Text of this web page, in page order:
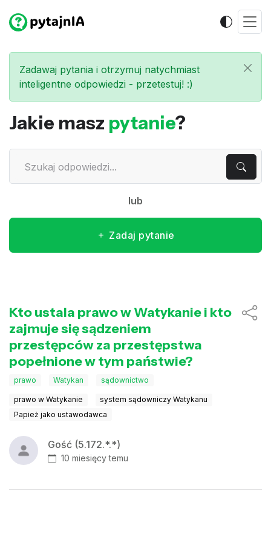
Zadawaj pytania i otrzymuj natychmiast
inteligentne odpowiedzi - przetestuj! :)
Jakie masz pytanie?
lub
Zadaj pytanie
Kto ustala prawo w Watykanie i kto
zajmuje się sądzeniem
przestępców za przestępstwa
popełnione w tym państwie?
prawo Watykan sądownictwo
prawo w Watykanie
system sądowniczy Watykanu
Papież jako ustawodawca
Gość (5.172.*.*)
10 miesięcy temu